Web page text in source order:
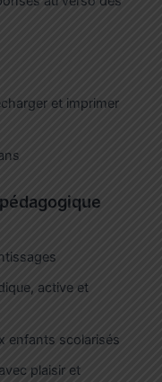
et imprimer
active et
enfants scolarisés
plaisir et